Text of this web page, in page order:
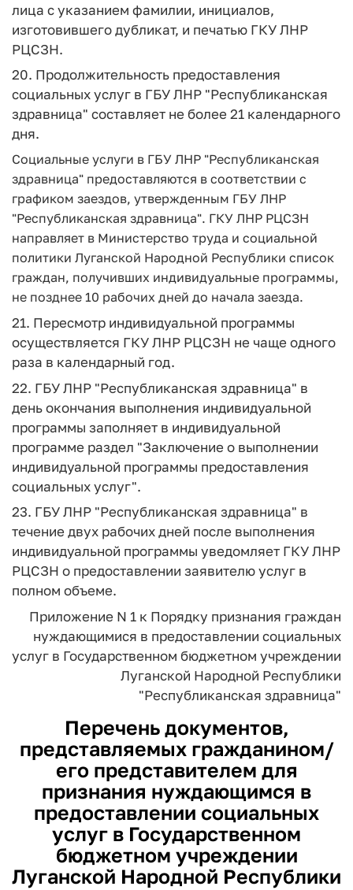
лица с указанием фамилии, инициалов,
изготовившего дубликат, и печатью ГКУ ЛНР
РЦСЗН.
20. Продолжительность предоставления
социальных услуг в ГБУ ЛНР "Республиканская
здравница" составляет не более 21 календарного
дня.
Социальные услуги в ГБУ ЛНР "Республиканская
здравница" предоставляются в соответствии с
графиком заездов, утвержденным ГБУ ЛНР
"Республиканская здравница". ГКУ ЛНР РЦСЗН
направляет в Министерство труда и социальной
политики Луганской Народной Республики список
граждан, получивших индивидуальные программы,
не позднее 10 рабочих дней до начала заезда.
21. Пересмотр индивидуальной программы
осуществляется ГКУ ЛНР РЦСЗН не чаще одного
раза в календарный год.
22. ГБУ ЛНР "Республиканская здравница" в
день окончания выполнения индивидуальной
программы заполняет в индивидуальной
программе раздел "Заключение о выполнении
индивидуальной программы предоставления
социальных услуг".
23. ГБУ ЛНР "Республиканская здравница" в
течение двух рабочих дней после выполнения
индивидуальной программы уведомляет ГКУ ЛНР
РЦСЗН о предоставлении заявителю услуг в
полном объеме.
Приложение N 1 к Порядку признания граждан
нуждающимися в предоставлении социальных
услуг в Государственном бюджетном учреждении
Луганской Народной Республики
"Республиканская здравница"
Перечень документов,
представляемых гражданином/
его представителем для
признания нуждающимся в
предоставлении социальных
услуг в Государственном
бюджетном учреждении
Луганской Народной Республики